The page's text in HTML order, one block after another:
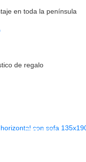
en toda la península
de regalo